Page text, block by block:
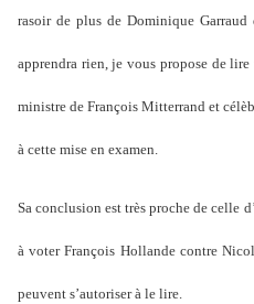
rasoir de plus de Dominique
apprendra rien, je vous propose de
ministre de François Mitterrand et
à cette mise en examen.
Sa conclusion est très proche de celle
à voter François Hollande contre
peuvent s’autoriser à le lire.